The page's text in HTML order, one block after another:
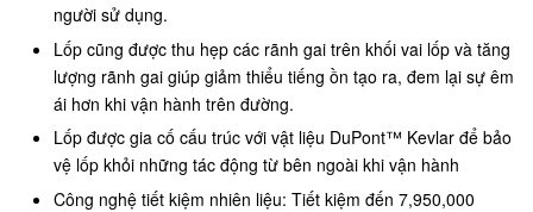
người sử dụng.
Lốp cũng được thu hẹp các rãnh gai trên khối vai lốp và tăng
lượng rãnh gai giúp giảm thiểu tiếng ồn tạo ra, đem lại sự êm
ái hơn khi vận hành trên đường.
Lốp được gia cố cấu trúc với vật liệu DuPont™ Kevlar để bảo
vệ lốp khỏi những tác động từ bên ngoài khi vận hành
Công nghệ tiết kiệm nhiên liệu: Tiết kiệm đến 7,950,000